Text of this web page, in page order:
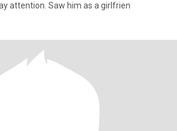
he just wants you to pay attention. Saw him as a girlfrien